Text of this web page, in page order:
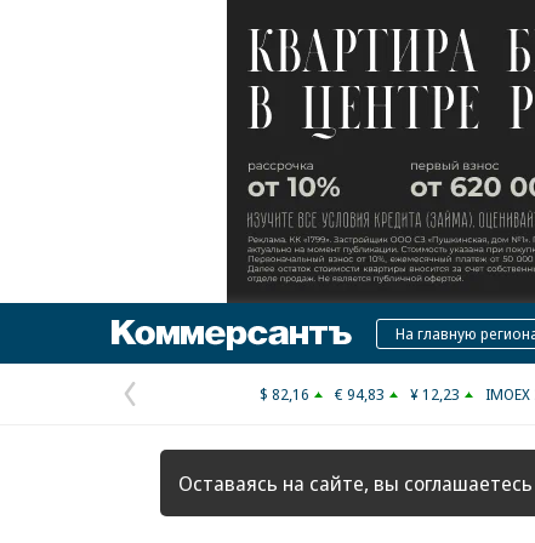
КоммерсантъНа главную
Предыдущая
страница
$ 82,16 € 94,83 ¥ 12,23 IMOEX
Оставаясь на сайте, вы соглашаетесь